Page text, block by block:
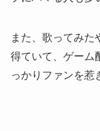
また、歌ってみた
得ていて、ゲーム
っかりファンを惹